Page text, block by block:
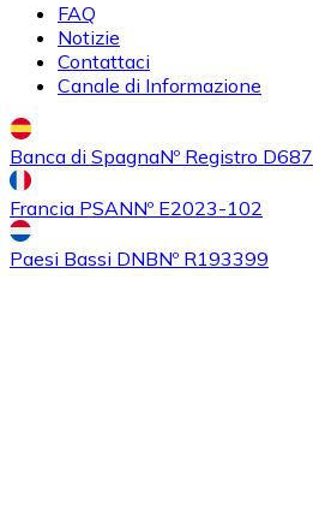
Acquistare
ETC
FAQ
Notizie
Contattaci
Canale di Informazione
Banca di SpagnaNº Registro D687
Francia PSANNº E2023-102
Paesi Bassi DNBNº R193399